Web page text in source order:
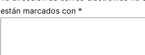
están marcados con *